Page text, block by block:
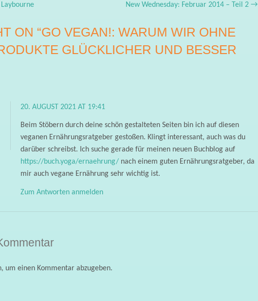
New Wednesday: Februar 2014 – Teil 2→
ON “GO VEGAN!: WARUM WIR OHNE
GLÜCKLICHER UND BESSER
20. AUGUST 2021 AT 19:41
Beim Stöbern durch deine schön gestalteten Seiten bin ich auf diesen
veganen Ernährungsratgeber gestoßen. Klingt interessant, auch was du
darüber schreibst. Ich suche gerade für meinen neuen Buchblog auf
https://buch.yoga/ernaehrung/nach einem guten Ernährungsratgeber, da
mir auch vegane Ernährung sehr wichtig ist.
Zum Antworten anmelden
um einen Kommentar abzugeben.